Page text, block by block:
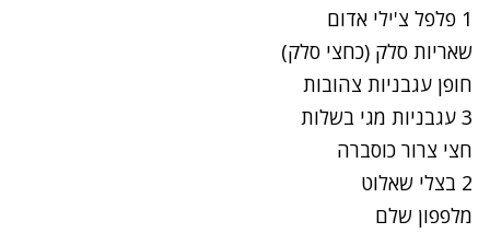
1 פלפל צ'ילי אדום
שאריות סלק (כחצי סלק)
חופן עגבניות צהובות
3 עגבניות מגי בשלות
חצי צרור כוסברה
2 בצלי שאלוט
מלפפון שלם